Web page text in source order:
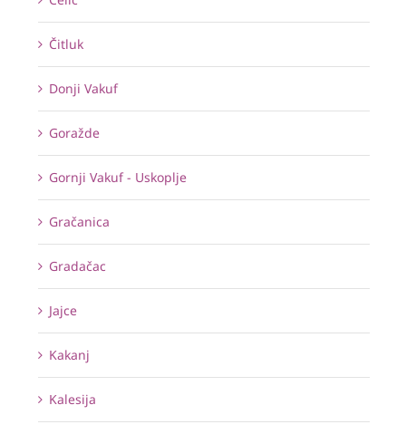
Čitluk
Donji Vakuf
Goražde
Gornji Vakuf - Uskoplje
Gračanica
Gradačac
Jajce
Kakanj
Kalesija